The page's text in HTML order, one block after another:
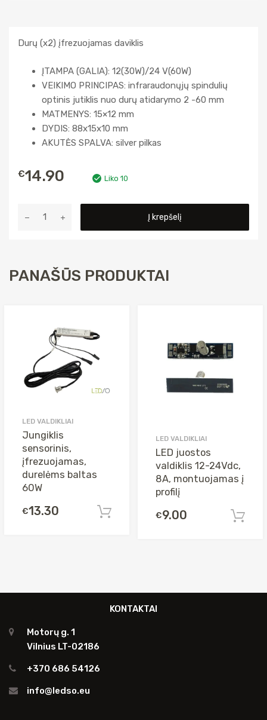
Durų (x2) įfrezuojamas daviklis
ĮTAMPA (GALIA): 12(30W)/24 V(60W)
VEIKIMO PRINCIPAS: infraraudonųjų spindulių
optinis jutiklis nuo durų atidarymo 2 -60 mm
MATMENYS: 15×12 mm
DYDIS: 88x15x10 mm
AKUTĖS SPALVA: silver pilkas
€14.90 Liko 10
įfrezuojamas,
2
Į krepšelį
PANAŠŪS PRODUKTAI
LED VALDIKLIAI
Jungiklis
sensorinis,
įfrezuojamas,
durelėms baltas
60W
€13.30 Į krepšelį
LED VALDIKLIAI
LED juostos
valdiklis 12-24Vdc,
8A, montuojamas į
profilį
€9.00
KONTAKTAI
Motorų g. 1
Vilnius LT-02186
+370 686 54126
info@ledso.eu